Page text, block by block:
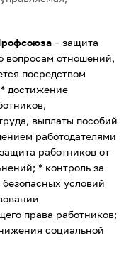
– защита
вопросам отношений,
посредством
* достижение
выплаты пособий
работодателями
работников от
* контроль за
условий
права работников;
социальной